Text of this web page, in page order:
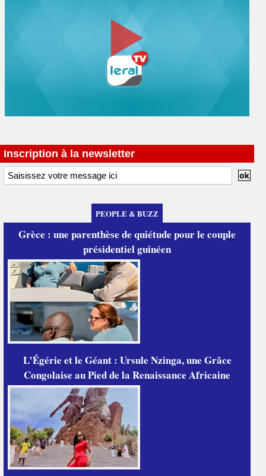
Inscription à la newsletter
PEOPLE & BUZZ
Grèce : une parenthèse de quiétude pour le couple
présidentiel guinéen
L’Égérie et le Géant : Ursule Nzinga, une Grâce
Congolaise au Pied de la Renaissance Africaine